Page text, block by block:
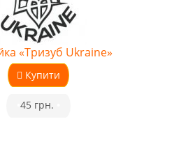
«Тризуб Ukraine»
Купити
45 грн.